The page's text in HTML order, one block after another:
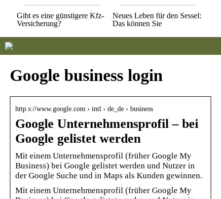
Gibt es eine günstigere Kfz-
Versicherung?
Neues Leben für den Sessel:
Das können Sie
Google business login
http s://www.google.com › intl › de_de › business
Google Unternehmensprofil – bei
Google gelistet werden
Mit einem Unternehmensprofil (früher Google My
Business) bei Google gelistet werden und Nutzer in
der Google Suche und in Maps als Kunden gewinnen.
Mit einem Unternehmensprofil (früher Google My